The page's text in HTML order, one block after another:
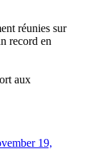
réunies sur
record en
aux
19,